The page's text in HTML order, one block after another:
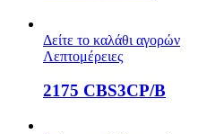
Δείτε το καλάθι αγορών
Λεπτομέρειες
2175 CBS3CP/B